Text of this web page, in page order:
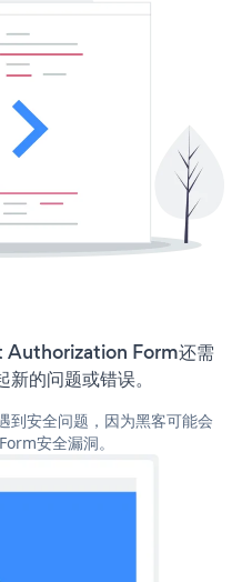
Authorization Form还需
的问题或错误。
到安全问题，因为黑客可能会
安全漏洞。